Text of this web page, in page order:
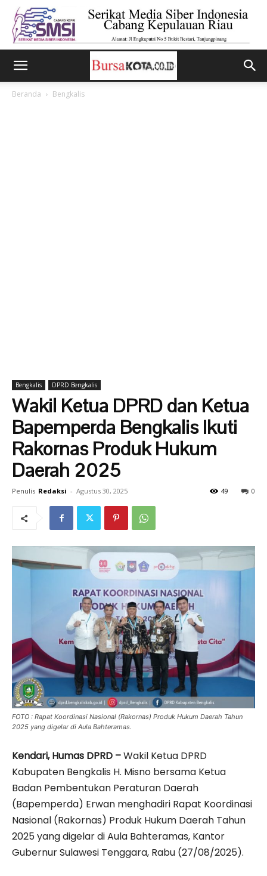
Beranda Bengkalis
Bengkalis DPRD Bengkalis
Wakil Ketua DPRD dan Ketua
Bapemperda Bengkalis Ikuti
Rakornas Produk Hukum
Daerah 2025
Penulis Redaksi - Agustus 30, 2025 0
49
FOTO : Rapat Koordinasi Nasional (Rakornas) Produk Hukum Daerah Tahun
2025 yang digelar di Aula Bahteramas.
Kendari, Humas DPRD –Wakil Ketua DPRD
Kabupaten Bengkalis H. Misno bersama Ketua
Badan Pembentukan Peraturan Daerah
(Bapemperda) Erwan menghadiri Rapat Koordinasi
Nasional (Rakornas) Produk Hukum Daerah Tahun
2025 yang digelar di Aula Bahteramas, Kantor
Gubernur Sulawesi Tenggara, Rabu (27/08/2025).